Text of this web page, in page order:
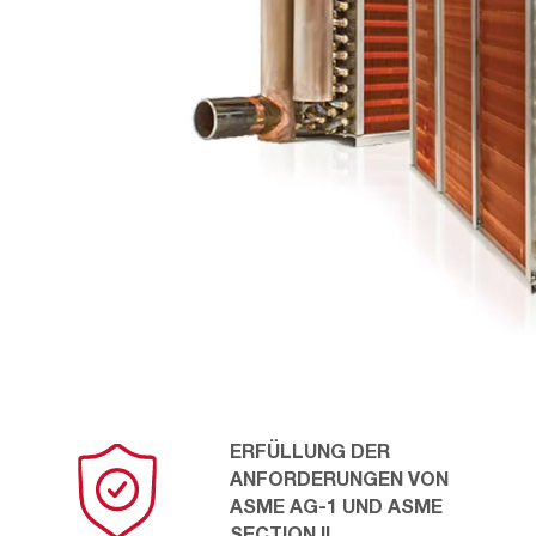
ERFÜLLUNG DER
ANFORDERUNGEN VON
ASME AG-1 UND ASME